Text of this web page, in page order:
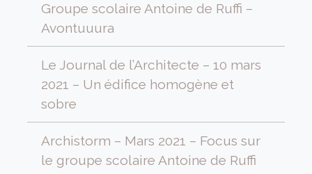
Groupe scolaire Antoine de Ruffi –
Avontuuura
Le Journal de l’Architecte – 10 mars
2021 – Un édifice homogène et
sobre
Archistorm – Mars 2021 – Focus sur
le groupe scolaire Antoine de Ruffi